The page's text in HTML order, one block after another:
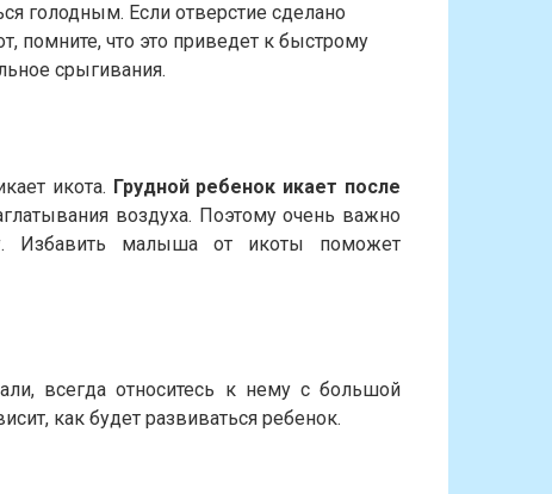
голодным. Если отверстие сделано
помните, что это приведет к быстрому
срыгивания.
икота. Грудной ребенок икает после
воздуха. Поэтому очень важно
Избавить малыша от икоты поможет
всегда относитесь к нему с большой
как будет развиваться ребенок.